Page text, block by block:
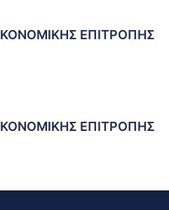
ΕΠΙΤΡΟΠΗΣ
ΕΠΙΤΡΟΠΗΣ